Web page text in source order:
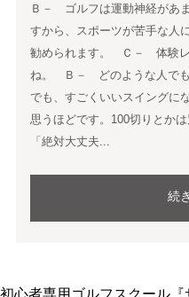
Ｂ－ ゴルフは運動神経があ
すから、スポーツが苦手な人
勧められます。 Ｃ－ 体験レ
ね。 Ｂ－ どのような人でも
でも、すごくいいスイングに
思うほどです。100切りとか
「絶対大丈夫...
続
初心者専用ゴルフスクール